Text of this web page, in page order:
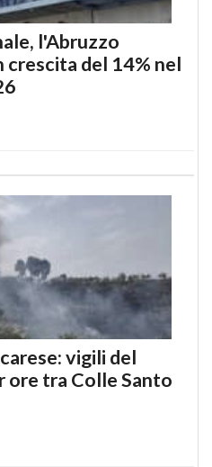
l'Abruzzo
crescita del 14% nel
vigili del
ore tra Colle Santo